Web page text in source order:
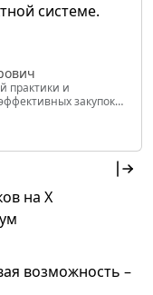
системе.
практики и
закупок
на X
возможность –